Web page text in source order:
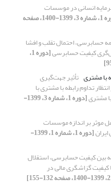
انسانی در موسسات
[دوره 1، شماره 3، 1399-1400، صفحه
حسابرسی، احتمال تقلب و افشا
کیفیت حسابرسی [دوره 1،
با مشتری تأثیر جهت‌گیری
تداوم رابطه با مشتری با
مشتری [دوره 1، شماره 3، 1399-
موثر بر اندازه موسسات
[دوره 1، شماره 1، 1399-
بین کیفیت حسابرسی، استقلال
گزاشگری مالی در